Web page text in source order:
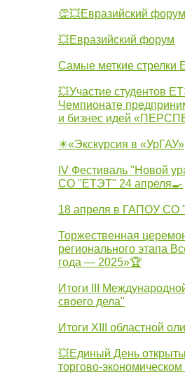
👏💥Евразийский форум
💥Евразийский форум
Самые меткие стрелки
💥Участие студентов
Чемпионате
и бизнес идей
☀«Экскурсия в «УрГАУ»
IV Фестиваль "Новой
СО "ЕТЭТ" 24 апреля🍳
18 апреля в ГАПОУ СО
Торжественная
регионального этапа
года — 2025»🏆
Итоги III
своего дела"
Итоги XIII областной
💥Единый День
торгово-